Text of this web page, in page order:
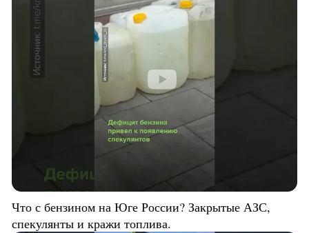
Что с бензином на Юге России? Закрытые АЗС,
спекулянты и кражи топлива.